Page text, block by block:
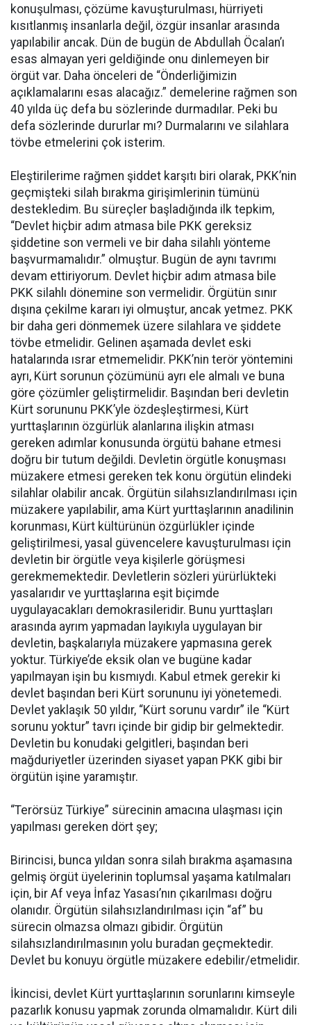
konuşulması, çözüme kavuşturulması, hürriyeti
kısıtlanmış insanlarla değil, özgür insanlar arasında
yapılabilir ancak. Dün de bugün de Abdullah Öcalan’ı
esas almayan yeri geldiğinde onu dinlemeyen bir
örgüt var. Daha önceleri de “Önderliğimizin
açıklamalarını esas alacağız.” demelerine rağmen son
40 yılda üç defa bu sözlerinde durmadılar. Peki bu
defa sözlerinde dururlar mı? Durmalarını ve silahlara
tövbe etmelerini çok isterim.
Eleştirilerime rağmen şiddet karşıtı biri olarak, PKK’nin
geçmişteki silah bırakma girişimlerinin tümünü
destekledim. Bu süreçler başladığında ilk tepkim,
“Devlet hiçbir adım atmasa bile PKK gereksiz
şiddetine son vermeli ve bir daha silahlı yönteme
başvurmamalıdır.” olmuştur. Bugün de aynı tavrımı
devam ettiriyorum. Devlet hiçbir adım atmasa bile
PKK silahlı dönemine son vermelidir. Örgütün sınır
dışına çekilme kararı iyi olmuştur, ancak yetmez. PKK
bir daha geri dönmemek üzere silahlara ve şiddete
tövbe etmelidir. Gelinen aşamada devlet eski
hatalarında ısrar etmemelidir. PKK’nin terör yöntemini
ayrı, Kürt sorunun çözümünü ayrı ele almalı ve buna
göre çözümler geliştirmelidir. Başından beri devletin
Kürt sorununu PKK’yle özdeşleştirmesi, Kürt
yurttaşlarının özgürlük alanlarına ilişkin atması
gereken adımlar konusunda örgütü bahane etmesi
doğru bir tutum değildi. Devletin örgütle konuşması
müzakere etmesi gereken tek konu örgütün elindeki
silahlar olabilir ancak. Örgütün silahsızlandırılması için
müzakere yapılabilir, ama Kürt yurttaşlarının anadilinin
korunması, Kürt kültürünün özgürlükler içinde
geliştirilmesi, yasal güvencelere kavuşturulması için
devletin bir örgütle veya kişilerle görüşmesi
gerekmemektedir. Devletlerin sözleri yürürlükteki
yasalarıdır ve yurttaşlarına eşit biçimde
uygulayacakları demokrasileridir. Bunu yurttaşları
arasında ayrım yapmadan layıkıyla uygulayan bir
devletin, başkalarıyla müzakere yapmasına gerek
yoktur. Türkiye’de eksik olan ve bugüne kadar
yapılmayan işin bu kısmıydı. Kabul etmek gerekir ki
devlet başından beri Kürt sorununu iyi yönetemedi.
Devlet yaklaşık 50 yıldır, “Kürt sorunu vardır” ile “Kürt
sorunu yoktur” tavrı içinde bir gidip bir gelmektedir.
Devletin bu konudaki gelgitleri, başından beri
mağduriyetler üzerinden siyaset yapan PKK gibi bir
örgütün işine yaramıştır.
“Terörsüz Türkiye” sürecinin amacına ulaşması için
yapılması gereken dört şey;
Birincisi, bunca yıldan sonra silah bırakma aşamasına
gelmiş örgüt üyelerinin toplumsal yaşama katılmaları
için, bir Af veya İnfaz Yasası’nın çıkarılması doğru
olanıdır. Örgütün silahsızlandırılması için “af” bu
sürecin olmazsa olmazı gibidir. Örgütün
silahsızlandırılmasının yolu buradan geçmektedir.
Devlet bu konuyu örgütle müzakere edebilir/etmelidir.
İkincisi, devlet Kürt yurttaşlarının sorunlarını kimseyle
pazarlık konusu yapmak zorunda olmamalıdır. Kürt dili